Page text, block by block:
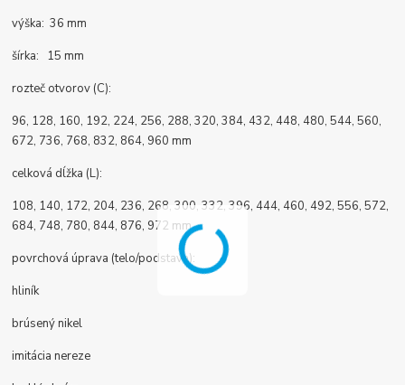
výška: 36 mm
šírka: 15 mm
rozteč otvorov (C):
96, 128, 160, 192, 224, 256, 288, 320, 384, 432, 448, 480, 544, 560,
672, 736, 768, 832, 864, 960 mm
celková dĺžka (L):
108, 140, 172, 204, 236, 268, 300, 332, 396, 444, 460, 492, 556, 572,
684, 748, 780, 844, 876, 972 mm
povrchová úprava (telo/podstava):
hliník
brúsený nikel
imitácia nereze